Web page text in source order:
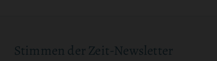
Stimmen der Zeit-Newsletter